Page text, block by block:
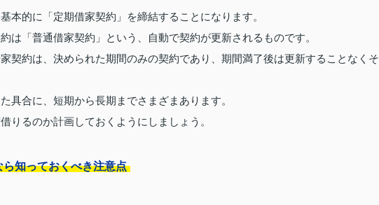
本的に「定期借家契約」を締結することになります。
は「普通借家契約」という、自動で契約が更新されるものです。
契約は、決められた期間のみの契約であり、期間満了後は更新することなくそ
具合に、短期から長期までさまざまあります。
りるのか計画しておくようにしましょう。
知っておくべき注意点